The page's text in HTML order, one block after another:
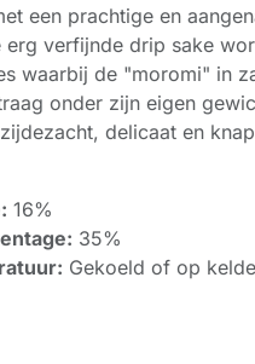
een prachtige en
erg verfijnde drip sake
waarbij de "moromi" in
onder zijn eigen
delicaat en
16%
35%
Gekoeld of op